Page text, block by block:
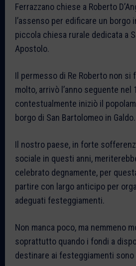
Ferrazzano chiese a Roberto
l’assenso per edificare un borgo
piccola chiesa rurale dedicata a
Apostolo.
Il permesso di Re Roberto non si
molto, arrivò l’anno seguente nel
contestualmente iniziò il
borgo di San Bartolomeo in Galdo.
Il nostro paese, in forte
sociale in questi anni,
celebrato degnamente, per
partire con largo anticipo per
adeguati festeggiamenti.
Non manca poco, ma nemmeno
soprattutto quando i fondi a
destinare ai festeggiamenti